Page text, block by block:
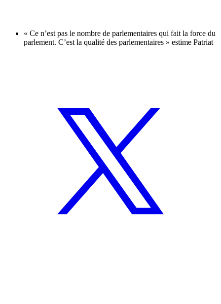
« Ce n’est pas le nombre de parlementaires qui fait la force du
parlement. C’est la qualité des parlementaires » estime Patriat